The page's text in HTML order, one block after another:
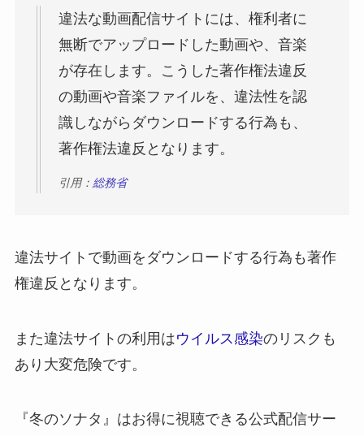
違法な動画配信サイトには、権利者に
無断でアップロードした動画や、音楽
が存在します。こうした著作権法違反
の動画や音楽ファイルを、違法性を認
識しながらダウンロードする行為も、
著作権法違反となります。
引用： 総務省
違法サイトで動画をダウンロードする行為も著作
権違反となります。
また違法サイトの利用はウイルス感染のリスクも
あり大変危険です。
『冬のソナタ』はお得に視聴できる公式配信サー